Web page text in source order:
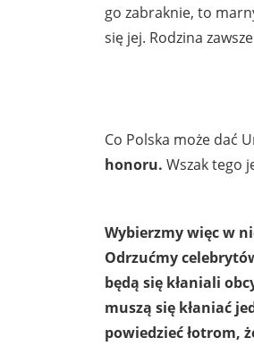
go zabraknie, to
się jej. Rodzina
Co Polska może dać
honoru. Wszak tego
Wybierzmy więc w
Odrzućmy
będą się kłaniali
muszą się kłaniać
powiedzieć łotrom,